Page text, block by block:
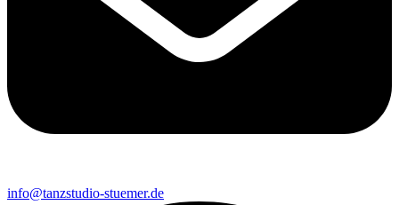
info@tanzstudio-stuemer.de